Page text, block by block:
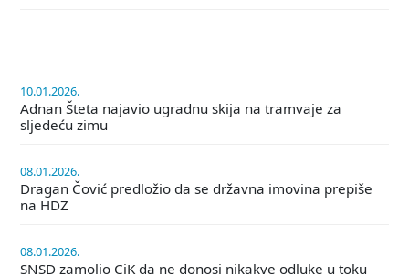
10.01.2026.
Adnan Šteta najavio ugradnu skija na tramvaje za
sljedeću zimu
08.01.2026.
Dragan Čović predložio da se državna imovina prepiše
na HDZ
08.01.2026.
SNSD zamolio CiK da ne donosi nikakve odluke u toku